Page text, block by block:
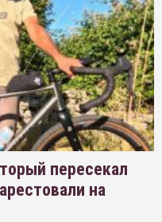
пересекал
на